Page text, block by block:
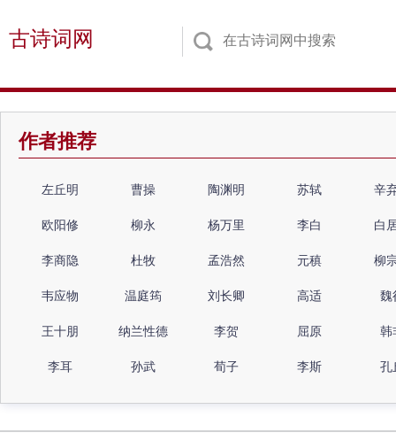
古诗词网
作者推荐
左丘明 曹操 陶渊明 苏轼 辛
欧阳修 柳永 杨万里 李白 白
李商隐 杜牧 孟浩然 元稹 柳
韦应物 温庭筠 刘长卿 高适 魏
王十朋 纳兰性德 李贺 屈原 韩
李耳 孙武 荀子 李斯 孔